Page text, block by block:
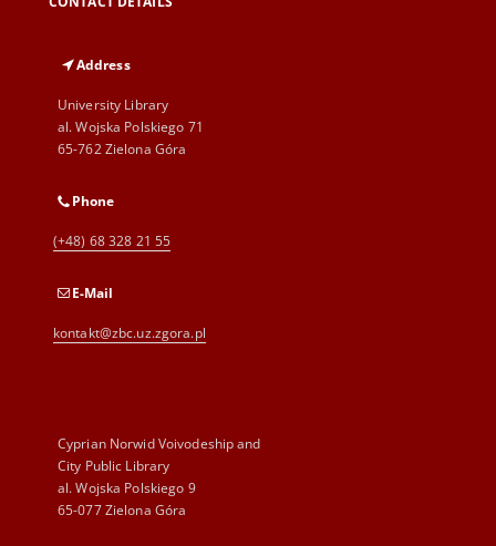
Address
University Library
al. Wojska Polskiego 71
65-762 Zielona Góra
Phone
(+48) 68 328 21 55
E-Mail
kontakt@zbc.uz.zgora.pl
Cyprian Norwid Voivodeship and
City Public Library
al. Wojska Polskiego 9
65-077 Zielona Góra